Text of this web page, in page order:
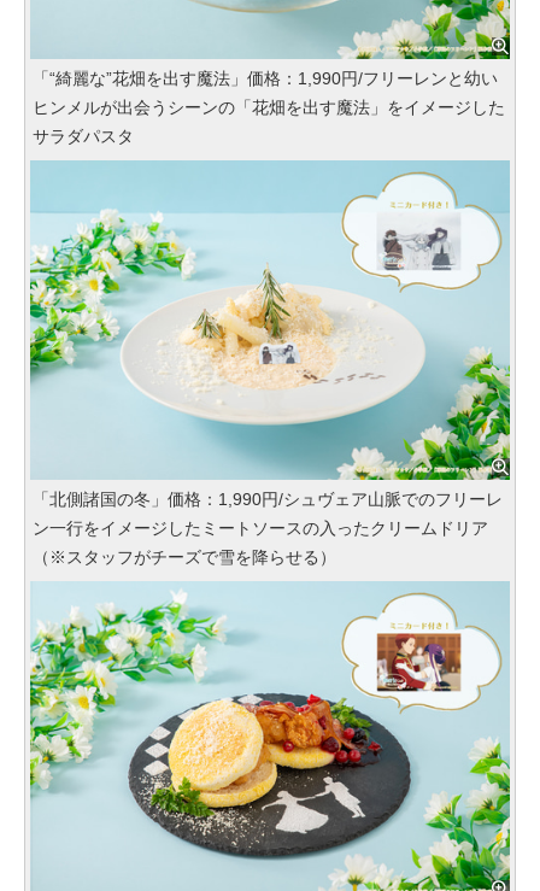
「“綺麗な”花畑を出す魔法」価格：1,990円/フリーレンと幼い
ヒンメルが出会うシーンの「花畑を出す魔法」をイメージした
サラダパスタ
「北側諸国の冬」価格：1,990円/シュヴェア山脈でのフリーレ
ン一行をイメージしたミートソースの入ったクリームドリア
（※スタッフがチーズで雪を降らせる）